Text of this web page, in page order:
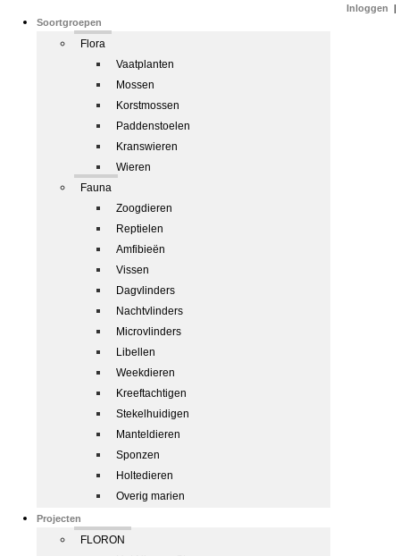
Soortgroepen
Flora
Vaatplanten
Mossen
Korstmossen
Paddenstoelen
Kranswieren
Wieren
Fauna
Zoogdieren
Reptielen
Amfibieën
Vissen
Dagvlinders
Nachtvlinders
Microvlinders
Libellen
Weekdieren
Kreeftachtigen
Stekelhuidigen
Manteldieren
Sponzen
Holtedieren
Overig marien
Projecten
FLORON
Inloggen |